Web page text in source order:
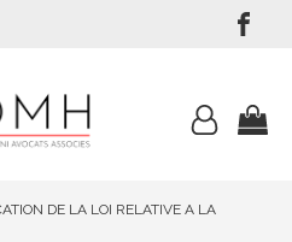
DE LA LOI RELATIVE A LA